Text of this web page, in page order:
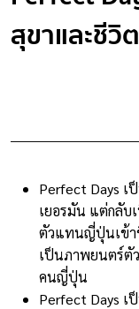
สุขาและชี
Perfect Days เ
เยอรมัน แต่กลับ
ตัวแทนญี่ปุ่นเข้า
เป็นภาพยนตร์ตั
คนญี่ปุ่น
Perfect Days เ